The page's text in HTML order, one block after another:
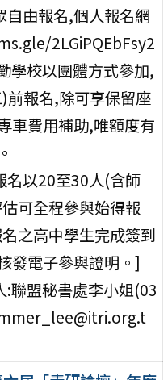
自由報名,個人報名網
2LGiPQEbFsy2
學校以團體方式參加,
前報名,除可享保留座
車費用補助,唯額度有
名以20至30人(含師
可全程參與始得報
之高中學生完成簽到
發電子參與證明。]
:聯盟秘書處李小姐(03